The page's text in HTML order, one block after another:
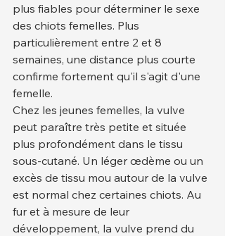
plus fiables pour déterminer le sexe
des chiots femelles. Plus
particulièrement entre 2 et 8
semaines, une distance plus courte
confirme fortement qu'il s'agit d'une
femelle.
Chez les jeunes femelles, la vulve
peut paraître très petite et située
plus profondément dans le tissu
sous-cutané. Un léger œdème ou un
excès de tissu mou autour de la vulve
est normal chez certaines chiots. Au
fur et à mesure de leur
développement, la vulve prend du